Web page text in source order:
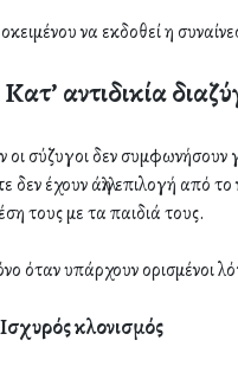
να εκδοθεί η
αντιδικία
οι σύζυγοι δεν συμφωνήσουν
δεν έχουν άλλη επιλογή από
τους με τα παιδιά τους.
όταν υπάρχουν ορισμένοι
κλονισμός